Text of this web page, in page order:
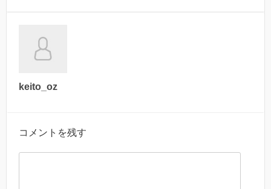
keito_oz
コメントを残す